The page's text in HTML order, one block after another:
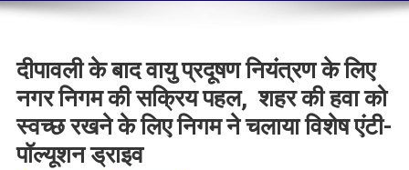
दीपावली के बाद वायु प्रदूषण नियंत्रण के लिए
नगर निगम की सक्रिय पहल, शहर की हवा को
स्वच्छ रखने के लिए निगम ने चलाया विशेष एंटी-
पॉल्यूशन ड्राइव